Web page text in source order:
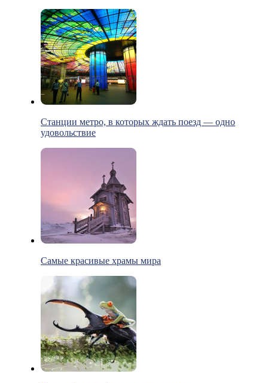
Станции метро, в которых ждать поезд — одно
удовольствие
Самые красивые храмы мира